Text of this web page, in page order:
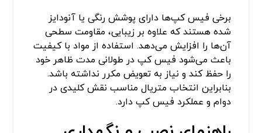
برخی فیس کپ‌ها دارای پوشش رنگی یا آنودایز
شده هستند که علاوه بر زیبایی، مقاومت سطحی
آن‌ها را افزایش می‌دهد. استفاده از مواد با کیفیت
باعث می‌شود فیس کپ در طولانی مدت ظاهر خود
را حفظ کند و نیاز به تعویض مکرر نداشته باشد.
بنابراین انتخاب متریال مناسب نقش کلیدی در
دوام و عملکرد فیس کپ دارد.